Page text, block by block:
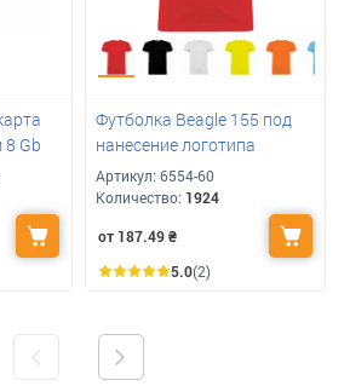
8 Gb
Футболка Beagle 155 под
нанесение логотипа
Артикул: 6554-60
Количество: 1924
от 187.49₴
5.0(2)